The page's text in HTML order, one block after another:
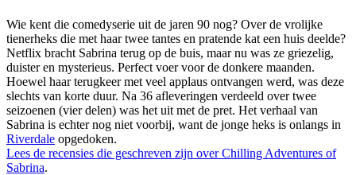
Wie kent die comedyserie uit de jaren 90 nog? Over de vrolijke
tienerheks die met haar twee tantes en pratende kat een huis deelde?
Netflix bracht Sabrina terug op de buis, maar nu was ze griezelig,
duister en mysterieus. Perfect voer voor de donkere maanden.
Hoewel haar terugkeer met veel applaus ontvangen werd, was deze
slechts van korte duur. Na 36 afleveringen verdeeld over twee
seizoenen (vier delen) was het uit met de pret. Het verhaal van
Sabrina is echter nog niet voorbij, want de jonge heks is onlangs in
Riverdale opgedoken.
Lees de recensies die geschreven zijn over Chilling Adventures of
Sabrina.